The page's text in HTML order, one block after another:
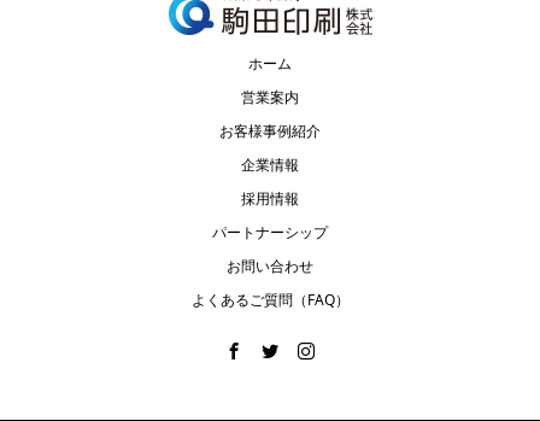
ホーム
営業案内
お客様事例紹介
企業情報
採用情報
パートナーシップ
お問い合わせ
よくあるご質問（FAQ）